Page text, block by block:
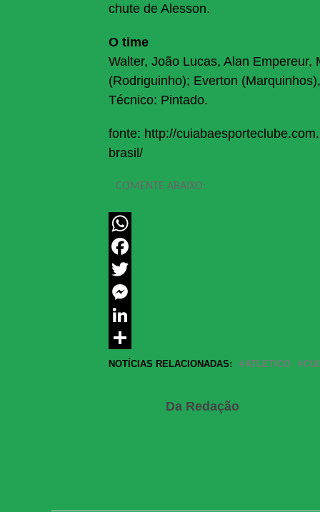
chute de Alesson.
O time
Walter, João Lucas, Alan
(Rodriguinho); Everton
Técnico: Pintado.
fonte: http://
brasil/
COMENTE ABAIXO:
WhatsApp
Facebook
Twitter
Messenger
LinkedIn
Share
NOTÍCIAS RELACIONADAS: ATLETICO
Da Redação